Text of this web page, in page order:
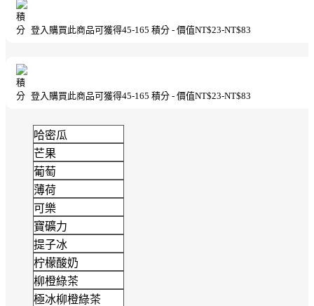
登入購買此商品可獲得45-165 積分 - 價值NT$23-NT$83
登入購買此商品可獲得45-165 積分 - 價值NT$23-NT$83
哈密瓜
芒果
葡萄
薄荷
可樂
寶礦力
提子冰
柠檬酸奶
柳橙綠茶
極冰柳橙綠茶